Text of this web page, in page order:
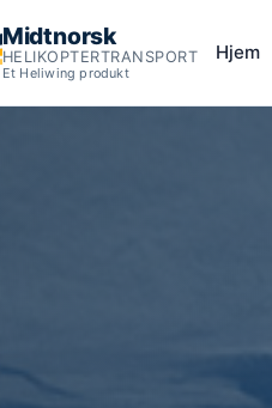
Midtnorsk
HELIKOPTERTRANSPORT
Et Heliwing produkt
Hjem